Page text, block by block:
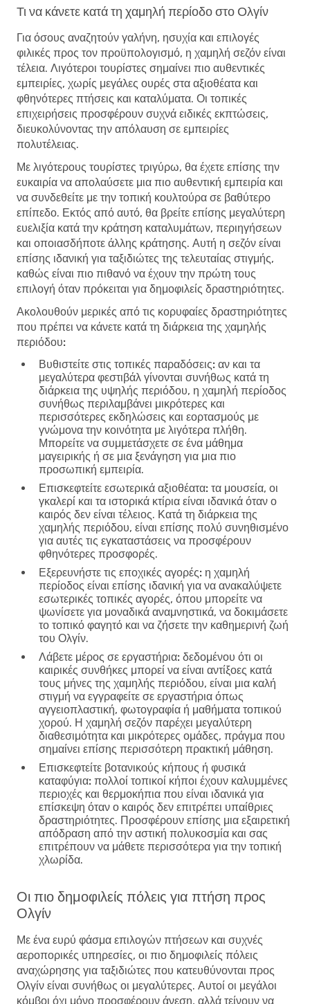
Τι να κάνετε κατά τη χαμηλή περίοδο στο Ολγίν
Για όσους αναζητούν γαλήνη, ησυχία και επιλογές
φιλικές προς τον προϋπολογισμό, η χαμηλή σεζόν είναι
τέλεια. Λιγότεροι τουρίστες σημαίνει πιο αυθεντικές
εμπειρίες, χωρίς μεγάλες ουρές στα αξιοθέατα και
φθηνότερες πτήσεις και καταλύματα. Οι τοπικές
επιχειρήσεις προσφέρουν συχνά ειδικές εκπτώσεις,
διευκολύνοντας την απόλαυση σε εμπειρίες
πολυτέλειας.
Με λιγότερους τουρίστες τριγύρω, θα έχετε επίσης την
ευκαιρία να απολαύσετε μια πιο αυθεντική εμπειρία και
να συνδεθείτε με την τοπική κουλτούρα σε βαθύτερο
επίπεδο. Εκτός από αυτό, θα βρείτε επίσης μεγαλύτερη
ευελιξία κατά την κράτηση καταλυμάτων, περιηγήσεων
και οποιασδήποτε άλλης κράτησης. Αυτή η σεζόν είναι
επίσης ιδανική για ταξιδιώτες της τελευταίας στιγμής,
καθώς είναι πιο πιθανό να έχουν την πρώτη τους
επιλογή όταν πρόκειται για δημοφιλείς δραστηριότητες.
Ακολουθούν μερικές από τις κορυφαίες δραστηριότητες
που πρέπει να κάνετε κατά τη διάρκεια της χαμηλής
περιόδου:
Βυθιστείτε στις τοπικές παραδόσεις: αν και τα
μεγαλύτερα φεστιβάλ γίνονται συνήθως κατά τη
διάρκεια της υψηλής περιόδου, η χαμηλή περίοδος
συνήθως περιλαμβάνει μικρότερες και
περισσότερες εκδηλώσεις και εορτασμούς με
γνώμονα την κοινότητα με λιγότερα πλήθη.
Μπορείτε να συμμετάσχετε σε ένα μάθημα
μαγειρικής ή σε μια ξενάγηση για μια πιο
προσωπική εμπειρία.
Επισκεφτείτε εσωτερικά αξιοθέατα: τα μουσεία, οι
γκαλερί και τα ιστορικά κτίρια είναι ιδανικά όταν ο
καιρός δεν είναι τέλειος. Κατά τη διάρκεια της
χαμηλής περιόδου, είναι επίσης πολύ συνηθισμένο
για αυτές τις εγκαταστάσεις να προσφέρουν
φθηνότερες προσφορές.
Εξερευνήστε τις εποχικές αγορές: η χαμηλή
περίοδος είναι επίσης ιδανική για να ανακαλύψετε
εσωτερικές τοπικές αγορές, όπου μπορείτε να
ψωνίσετε για μοναδικά αναμνηστικά, να δοκιμάσετε
το τοπικό φαγητό και να ζήσετε την καθημερινή ζωή
του Ολγίν.
Λάβετε μέρος σε εργαστήρια: δεδομένου ότι οι
καιρικές συνθήκες μπορεί να είναι αντίξοες κατά
τους μήνες της χαμηλής περιόδου, είναι μια καλή
στιγμή να εγγραφείτε σε εργαστήρια όπως
αγγειοπλαστική, φωτογραφία ή μαθήματα τοπικού
χορού. Η χαμηλή σεζόν παρέχει μεγαλύτερη
διαθεσιμότητα και μικρότερες ομάδες, πράγμα που
σημαίνει επίσης περισσότερη πρακτική μάθηση.
Επισκεφτείτε βοτανικούς κήπους ή φυσικά
καταφύγια: πολλοί τοπικοί κήποι έχουν καλυμμένες
περιοχές και θερμοκήπια που είναι ιδανικά για
επίσκεψη όταν ο καιρός δεν επιτρέπει υπαίθριες
δραστηριότητες. Προσφέρουν επίσης μια εξαιρετική
απόδραση από την αστική πολυκοσμία και σας
επιτρέπουν να μάθετε περισσότερα για την τοπική
χλωρίδα.
Οι πιο δημοφιλείς πόλεις για πτήση προς
Ολγίν
Με ένα ευρύ φάσμα επιλογών πτήσεων και συχνές
αεροπορικές υπηρεσίες, οι πιο δημοφιλείς πόλεις
αναχώρησης για ταξιδιώτες που κατευθύνονται προς
Ολγίν είναι συνήθως οι μεγαλύτερες. Αυτοί οι μεγάλοι
κόμβοι όχι μόνο προσφέρουν άνεση, αλλά τείνουν να